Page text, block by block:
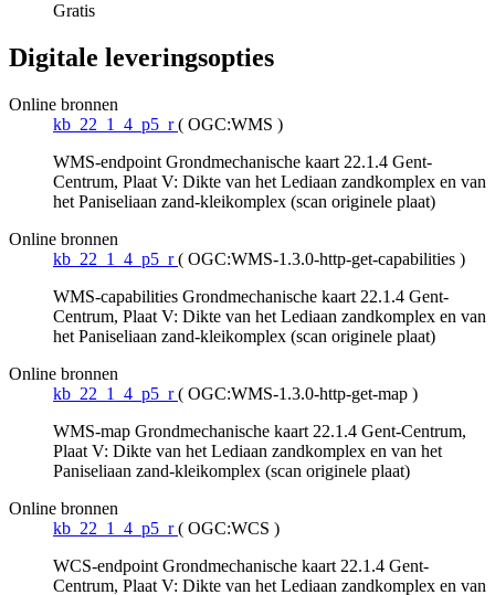
Gratis
Digitale leveringsopties
Online bronnen
kb_22_1_4_p5_r ( OGC:WMS )
WMS-endpoint Grondmechanische kaart 22.1.4 Gent-
Centrum, Plaat V: Dikte van het Lediaan zandkomplex en van
het Paniseliaan zand-kleikomplex (scan originele plaat)
Online bronnen
kb_22_1_4_p5_r ( OGC:WMS-1.3.0-http-get-capabilities )
WMS-capabilities Grondmechanische kaart 22.1.4 Gent-
Centrum, Plaat V: Dikte van het Lediaan zandkomplex en van
het Paniseliaan zand-kleikomplex (scan originele plaat)
Online bronnen
kb_22_1_4_p5_r ( OGC:WMS-1.3.0-http-get-map )
WMS-map Grondmechanische kaart 22.1.4 Gent-Centrum,
Plaat V: Dikte van het Lediaan zandkomplex en van het
Paniseliaan zand-kleikomplex (scan originele plaat)
Online bronnen
kb_22_1_4_p5_r ( OGC:WCS )
WCS-endpoint Grondmechanische kaart 22.1.4 Gent-
Centrum, Plaat V: Dikte van het Lediaan zandkomplex en van